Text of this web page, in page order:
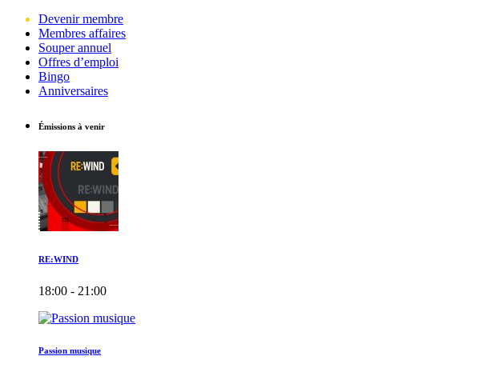
Devenir membre
Membres affaires
Souper annuel
Offres d’emploi
Bingo
Anniversaires
Émissions à venir
RE:WIND
18:00 - 21:00
Passion musique